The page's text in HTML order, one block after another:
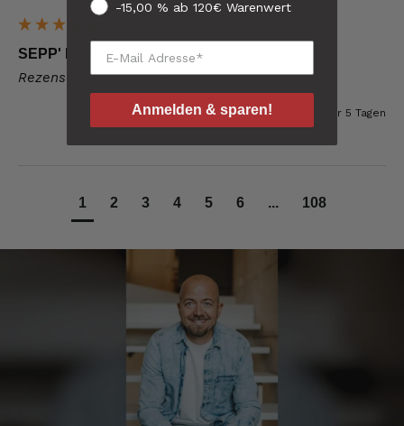
SEPP' Probier-Paket
Rezensent hat keine Kommentare hinterlassen.
vor 5 Tagen
1 2 3 4 5 6 ... 108
Sommer! Es wird ohne Kühlbox ausgeliefert.
eingeschweißten Folien
Manfred
Verifizierter Kunde
10.8.2026
Verifizierter Kunde
Ich bin begeistert es schmeckt alles
hervorragend und kann es nur empfehlen! Ich
werde sicher wieder bei euch bestellen!👍👍
Redzic
-15,00 % ab 120€ Warenwert
Anmelden & sparen!